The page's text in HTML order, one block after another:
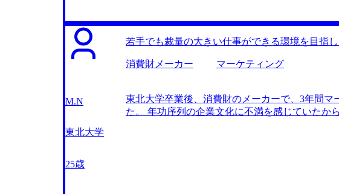
んとプロモーションしてれば、好きな業界に良
ティングファームのことを全く知らない状態か
教えていただけたことが非常に良かったです。
なキャリアパスが明確になりました。 「今の経
れるように頑張りましょう」と具体的な見通し
実際に複数内定をもらえましたし、期待通りの
きました。 転職前は年収450万円、転職後は年
から内定をいただけたので、業種業態を問わず
M.N
東北大学
25歳
若手でも裁量の大きい仕事ができる環境を目指
消費財メーカー マーケティング
東北大学卒業後、消費財のメーカーで、3年間
た。 年功序列の企業文化に不満を感じていたか